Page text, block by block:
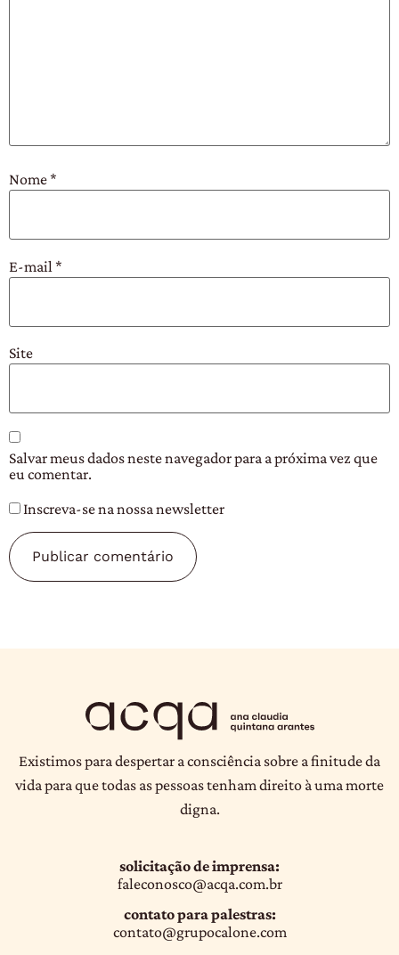
Nome*
E-mail *
Site
Salvar meus dados neste navegador para a próxima vez que
eu comentar.
Inscreva-se na nossa newsletter
Existimos para despertar a consciência sobre a finitude da
vida para que todas as pessoas tenham direito à uma morte
digna.
solicitação de imprensa:
faleconosco@acqa.com.br
contato para palestras:
contato@grupocalone.com